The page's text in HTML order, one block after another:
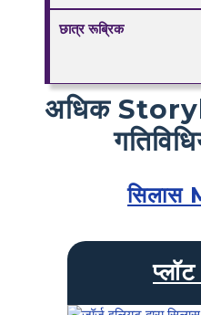
छात्र रूब्रिक
अधिक
सिलास